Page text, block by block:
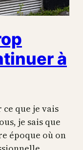
à
que je vais
je sais que
époque où on